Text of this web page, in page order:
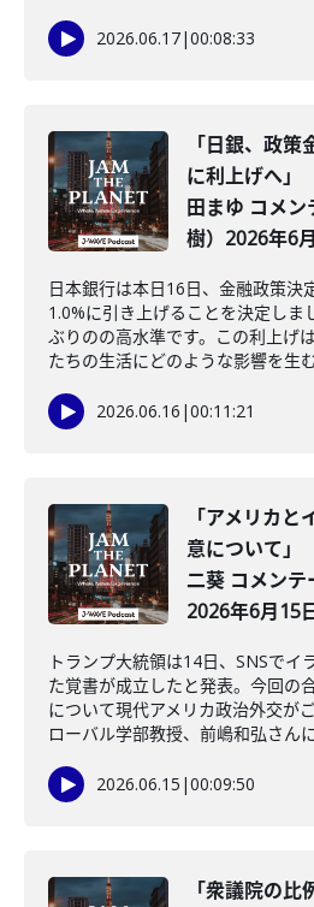
2026.06.17|00:08:33
「日銀、政
に利上げへ」
田まゆ コメ
樹）2026年6
日本銀行は本日16日、金融政策決
1.0%に引き上げることを決定しま
ぶりのの高水準です。この利上げ
たちの生活にどのような影響を生
2026.06.16 |00:11:21
「アメリカ
意について」
二葵 コメンテ
2026年6月15
トランプ大統領は14日、SNSでイ
た覚書が成立したと発表。今回の
について現代アメリカ政治外交が
ローバル学部教授、前嶋和弘さん
2026.06.15 |00:09:50
「衆議院の